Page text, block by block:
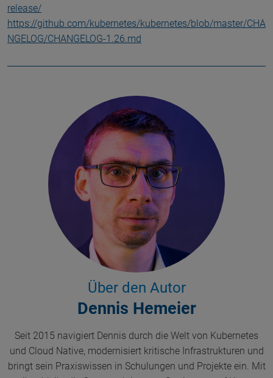
release/
https://github.com/kubernetes/kubernetes/blob/master/CHA
NGELOG/CHANGELOG-1.26.md
Über den Autor
Dennis Hemeier
Seit 2015 navigiert Dennis durch die Welt von Kubernetes
und Cloud Native, modernisiert kritische Infrastrukturen und
bringt sein Praxiswissen in Schulungen und Projekte ein. Mit